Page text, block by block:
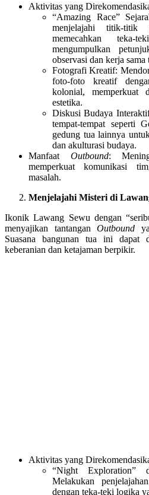
Aktivitas yang
“Amazing Race”
menjelajahi titik-
memecahkan
mengumpulkan
observasi dan kerja sama
Fotografi Kreatif:
foto-foto kreatif
kolonial, memperkuat
estetika.
Diskusi Budaya
tempat-tempat seperti
gedung tua lainnya
dan akulturasi budaya.
Manfaat Outbound:
memperkuat komunikasi
masalah.
Menjelajahi Misteri di
Ikonik Lawang Sewu dengan
menyajikan tantangan Outbound
Suasana bangunan tua ini dapat
keberanian dan ketajaman berpikir.
Aktivitas yang
“Night Exploration”
Melakukan
dengan teka-teki logika